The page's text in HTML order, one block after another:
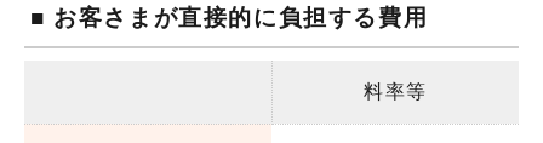
■ お客さまが直接的に負担する費用
料率等